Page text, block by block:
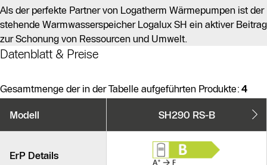
Als der perfekte Partner von Logatherm Wärmepumpen ist der
stehende Warmwasserspeicher Logalux SH ein aktiver Beitrag
zur Schonung von Ressourcen und Umwelt.
Datenblatt & Preise
Gesamtmenge der in der Tabelle aufgeführten Produkte: 4
Modell SH290 RS-B
ErP Details